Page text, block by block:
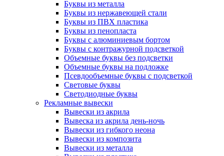
Буквы из металла
Буквы из нержавеющей стали
Буквы из ПВХ пластика
Буквы из пенопласта
Буквы с алюминиевым бортом
Буквы с контражурной подсветкой
Объемные буквы без подсветки
Объемные буквы на подложке
Псевдообъемные буквы с подсветкой
Световые буквы
Светодиодные буквы
Рекламные вывески
Вывески из акрила
Вывеска из акрила день-ночь
Вывески из гибкого неона
Вывески из композита
Вывески из металла